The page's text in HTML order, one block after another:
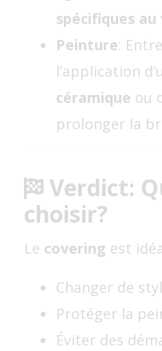
spécifiques au
Peinture:
l’application
céramique ou
prolonger la
Verdict:
choisir?
Le covering est
Changer de
Protéger la
Éviter des